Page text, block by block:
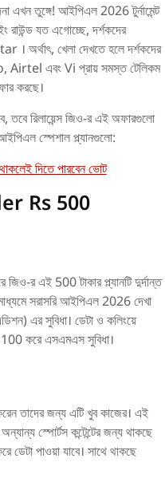
তুঙ্গে! আইপিএল 2026 টুর্নামেন্ট
রাউন্ড যত এগোচ্ছে, দর্শকদের
অর্থাৎ, খেলা দেখতে হলে দর্শকদের
Jio, Airtel এবং Vi প্রায় সমস্ত টেলিকম
করছে।
তবে রিলায়েন্স জিও-র এই অফারগুলো
স্পেশাল প্ল্যানগুলো:
দিতে পারবেন ভোট
Rs 500
জিও-র এই 500 টাকার প্ল্যানটি দুর্দান্ত
মাধ্যমে সরাসরি আইপিএল 2026 দেখা
এর সুবিধা। ডেটা ও কলিংয়ে
100 করে এসএমএস সুবিধা।
তাদের জন্য এটি খুব কাজের। এই
স্পোর্টস কন্টেন্টের জন্য থাকছে
ডেটা পাওয়া যাবে। সাথে থাকছে